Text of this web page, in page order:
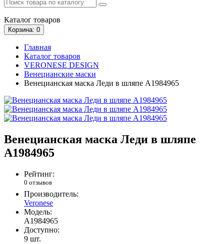
Каталог товаров
Корзина: 0
Главная
Каталог товаров
VERONESE DESIGN
Венецианские маски
Венецианская маска Леди в шляпе A1984965
Венецианская маска Леди в шляпе
A1984965
Рейтинг:
0 отзывов
Производитель:
Veronese
Модель:
A1984965
Доступно:
9 шт.